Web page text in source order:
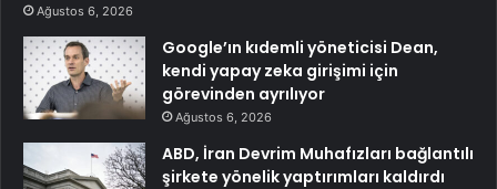
Ağustos 6, 2026
Google’ın kıdemli yöneticisi Dean,
kendi yapay zeka girişimi için
görevinden ayrılıyor
Ağustos 6, 2026
ABD, İran Devrim Muhafızları bağlantılı
şirkete yönelik yaptırımları kaldırdı